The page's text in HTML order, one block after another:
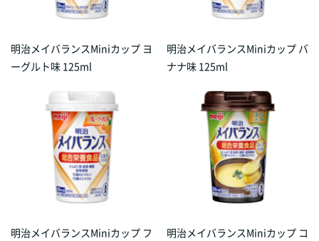
明治メイバランスMiniカップ ヨ
ーグルト味 125ml
明治メイバランスMiniカップ バ
ナナ味 125ml
明治メイバランスMiniカップ フ
明治メイバランスMiniカップ コ